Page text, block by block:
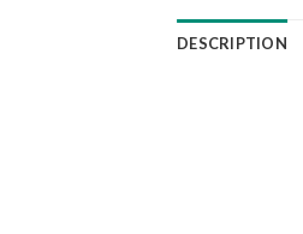
DESCRIPTION